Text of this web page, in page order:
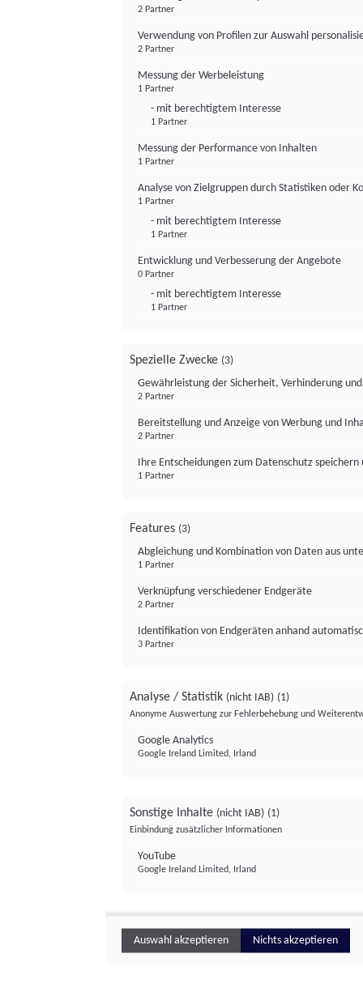
2 Partner
Verwendung von Profilen zur Auswahl
2 Partner
Messung der Werbeleistung
1 Partner
- mit berechtigtem Interesse
1 Partner
Messung der Performance von Inhalten
1 Partner
Analyse von Zielgruppen durch Statistiken oder
1 Partner
- mit berechtigtem Interesse
1 Partner
Entwicklung und Verbesserung der Angebote
0 Partner
- mit berechtigtem Interesse
1 Partner
Spezielle Zwecke (3)
Gewährleistung der Sicherheit, Verhinderung
2 Partner
Bereitstellung und Anzeige von Werbung und
2 Partner
Ihre Entscheidungen zum Datenschutz
1 Partner
Features (3)
Abgleichung und Kombination von Daten aus
1 Partner
Verknüpfung verschiedener Endgeräte
2 Partner
Identifikation von Endgeräten anhand
3 Partner
Analyse / Statistik (nicht IAB) (1)
Anonyme Auswertung zur Fehlerbehebung und
Google Analytics
Google Ireland Limited, Irland
Sonstige Inhalte (nicht IAB) (1)
Einbindung zusätzlicher Informationen
YouTube
Google Ireland Limited, Irland
Auswahl akzeptieren Nichts akzeptieren